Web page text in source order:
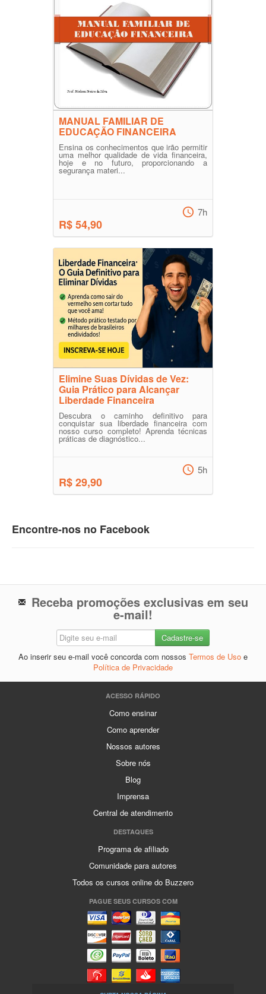
MANUAL FAMILIAR DE
EDUCAÇÃO FINANCEIRA
Ensina os conhecimentos que irão permitir
uma melhor qualidade de vida financeira,
hoje e no futuro, proporcionando a
segurança materi...
R$ 54,90
7h
Elimine Suas Dívidas de Vez:
Guia Prático para Alcançar
Liberdade Financeira
Descubra o caminho definitivo para
conquistar sua liberdade financeira com
nosso curso completo! Aprenda técnicas
práticas de diagnóstico...
R$ 29,90
5h
Encontre-nos no Facebook
Receba promoções exclusivas em seu
e-mail!
Ao inserir seu e-mail você concorda com nossos Termos de Uso e
Política de Privacidade
ACESSO RÁPIDO
Como ensinar
Como aprender
Nossos autores
Sobre nós
Blog
Imprensa
Central de atendimento
DESTAQUES
Programa de afiliado
Comunidade para autores
Todos os cursos online do Buzzero
PAGUE SEUS CURSOS COM